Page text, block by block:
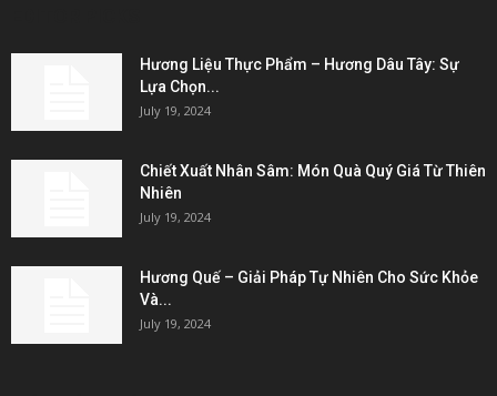
Hương Liệu Thực Phẩm – Hương Dâu Tây: Sự
Lựa Chọn...
July 19, 2024
Chiết Xuất Nhân Sâm: Món Quà Quý Giá Từ Thiên
Nhiên
July 19, 2024
Hương Quế – Giải Pháp Tự Nhiên Cho Sức Khỏe
Và...
July 19, 2024